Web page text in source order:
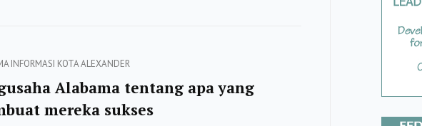
INFORMASI KOTA ALEXANDER
Alabama tentang apa yang
mereka sukses